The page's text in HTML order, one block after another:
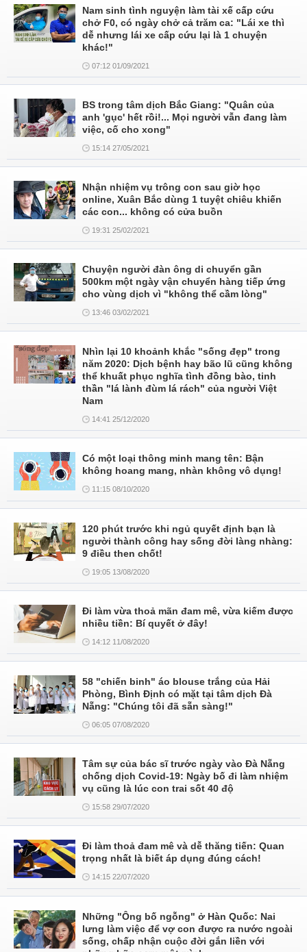
Nam sinh tình nguyện làm tài xế cấp cứu
chở F0, có ngày chở cả trăm ca: "Lái xe thì
dễ nhưng lái xe cấp cứu lại là 1 chuyện
khác!"
07:12 01/09/2021
BS trong tâm dịch Bắc Giang: "Quân của
anh 'gục' hết rồi!... Mọi người vẫn đang làm
việc, cố cho xong"
15:14 27/05/2021
Nhận nhiệm vụ trông con sau giờ học
online, Xuân Bắc dùng 1 tuyệt chiêu khiến
các con... không có cửa buồn
19:31 25/02/2021
Chuyện người đàn ông di chuyển gần
500km một ngày vận chuyển hàng tiếp ứng
cho vùng dịch vì "không thể cầm lòng"
13:46 03/02/2021
Nhìn lại 10 khoảnh khắc "sống đẹp" trong
năm 2020: Dịch bệnh hay bão lũ cũng không
thể khuất phục nghĩa tình đồng bào, tinh
thần "lá lành đùm lá rách" của người Việt
Nam
14:41 25/12/2020
Có một loại thông minh mang tên: Bận
không hoang mang, nhàn không vô dụng!
11:15 08/10/2020
120 phút trước khi ngủ quyết định bạn là
người thành công hay sống đời làng nhàng:
9 điều then chốt!
19:05 13/08/2020
Đi làm vừa thoả mãn đam mê, vừa kiếm được
nhiều tiền: Bí quyết ở đây!
14:12 11/08/2020
58 "chiến binh" áo blouse trắng của Hải
Phòng, Bình Định có mặt tại tâm dịch Đà
Nẵng: "Chúng tôi đã sẵn sàng!"
06:05 07/08/2020
Tâm sự của bác sĩ trước ngày vào Đà Nẵng
chống dịch Covid-19: Ngày bố đi làm nhiệm
vụ cũng là lúc con trai sốt 40 độ
15:58 29/07/2020
Đi làm thoả đam mê và dễ thăng tiến: Quan
trọng nhất là biết áp dụng đúng cách!
14:15 22/07/2020
Những "Ông bố ngỗng" ở Hàn Quốc: Nai
lưng làm việc để vợ con được ra nước ngoài
sống, chấp nhận cuộc đời gắn liền với